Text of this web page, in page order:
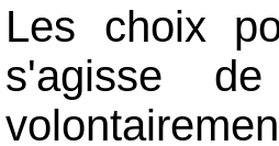
Les choix
s'agisse